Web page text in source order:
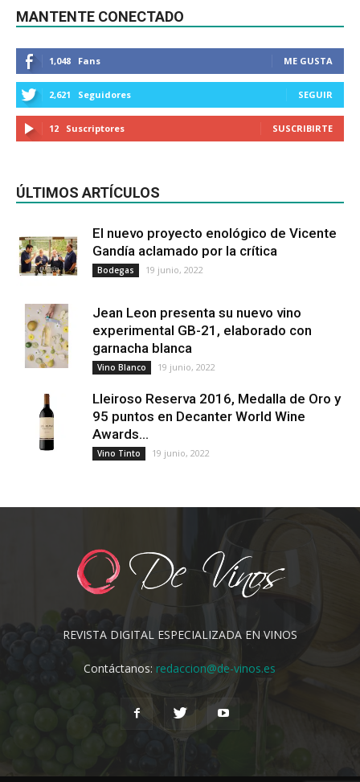
MANTENTE CONECTADO
1,048 Fans ME GUSTA
2,621 Seguidores SEGUIR
12 Suscriptores SUSCRIBIRTE
ÚLTIMOS ARTÍCULOS
El nuevo proyecto enológico de Vicente
Gandía aclamado por la crítica
Bodegas 19 junio, 2022
Jean Leon presenta su nuevo vino
experimental GB-21, elaborado con
garnacha blanca
Vino Blanco 19 junio, 2022
Lleiroso Reserva 2016, Medalla de Oro y
95 puntos en Decanter World Wine
Awards...
Vino Tinto 19 junio, 2022
REVISTA DIGITAL ESPECIALIZADA EN VINOS
Contáctanos:redaccion@de-vinos.es